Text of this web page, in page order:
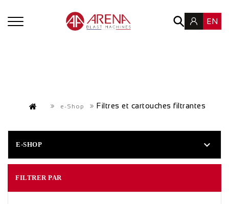
EN
e-Shop Filtres et cartouches filtrantes
E-SHOP 
FILTRER PAR